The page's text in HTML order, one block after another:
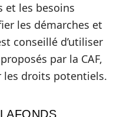
et les besoins
les démarches et
conseillé d’utiliser
par la CAF,
les droits potentiels.